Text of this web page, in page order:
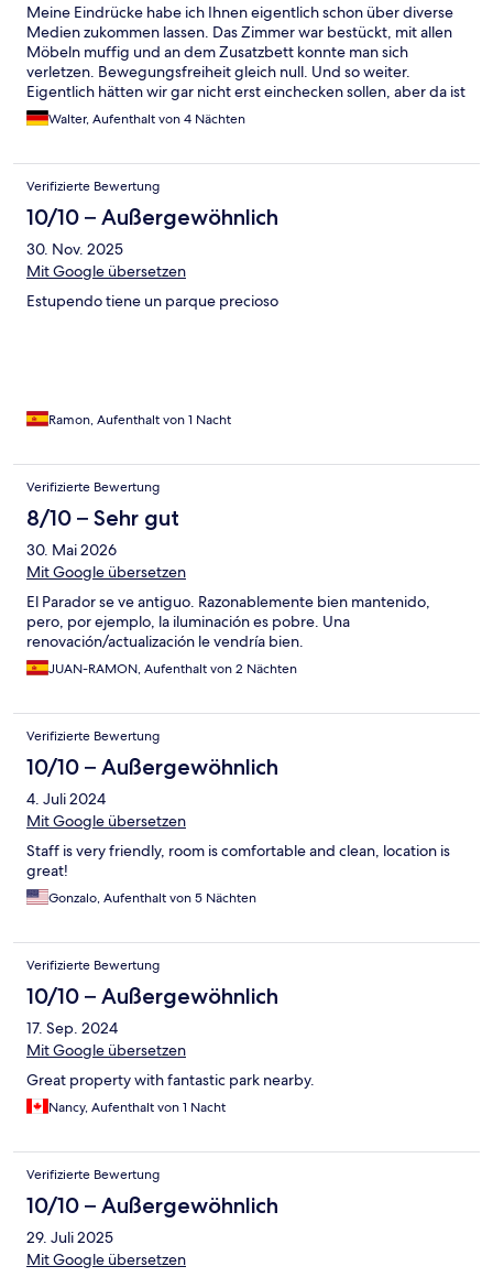
Meine Eindrücke habe ich Ihnen eigentlich schon über diverse
Medien zukommen lassen. Das Zimmer war bestückt, mit allen
Möbeln muffig und an dem Zusatzbett konnte man sich
verletzen. Bewegungsfreiheit gleich null. Und so weiter.
Eigentlich hätten wir gar nicht erst einchecken sollen, aber da ist
schon spät war Und ein Wechsel nicht mehr möglich war, haben
wir eine Nacht dort verbracht. Am nächsten Morgen sind wir so
den Checkout nach einer Nacht bestätigen lassen. Ich habe
mehrfach versucht sie zu erreichen und um einen Rückruf
gebeten leider erfolglos Ich hoffe, dass sie nun endlich Kontakt
mit mir aufnehmen. Meine Handynummer ist 0171 2215257 bin
24 Stunden erreichbar. Mit freundlichen Grüßen, Walter Bareis
Walter, Aufenthalt von 4 Nächten
Verifizierte Bewertung
10/10 – Außergewöhnlich
30. Nov. 2025
Mit Google übersetzen
Estupendo tiene un parque precioso
Ramon, Aufenthalt von 1 Nacht
Verifizierte Bewertung
8/10 – Sehr gut
30. Mai 2026
Mit Google übersetzen
El Parador se ve antiguo. Razonablemente bien mantenido,
pero, por ejemplo, la iluminación es pobre. Una
renovación/actualización le vendría bien.
JUAN-RAMON, Aufenthalt von 2 Nächten
Verifizierte Bewertung
10/10 – Außergewöhnlich
4. Juli 2024
Mit Google übersetzen
Staff is very friendly, room is comfortable and clean, location is
great!
Gonzalo, Aufenthalt von 5 Nächten
Verifizierte Bewertung
10/10 – Außergewöhnlich
17. Sep. 2024
Mit Google übersetzen
Great property with fantastic park nearby.
Nancy, Aufenthalt von 1 Nacht
Verifizierte Bewertung
10/10 – Außergewöhnlich
29. Juli 2025
Mit Google übersetzen